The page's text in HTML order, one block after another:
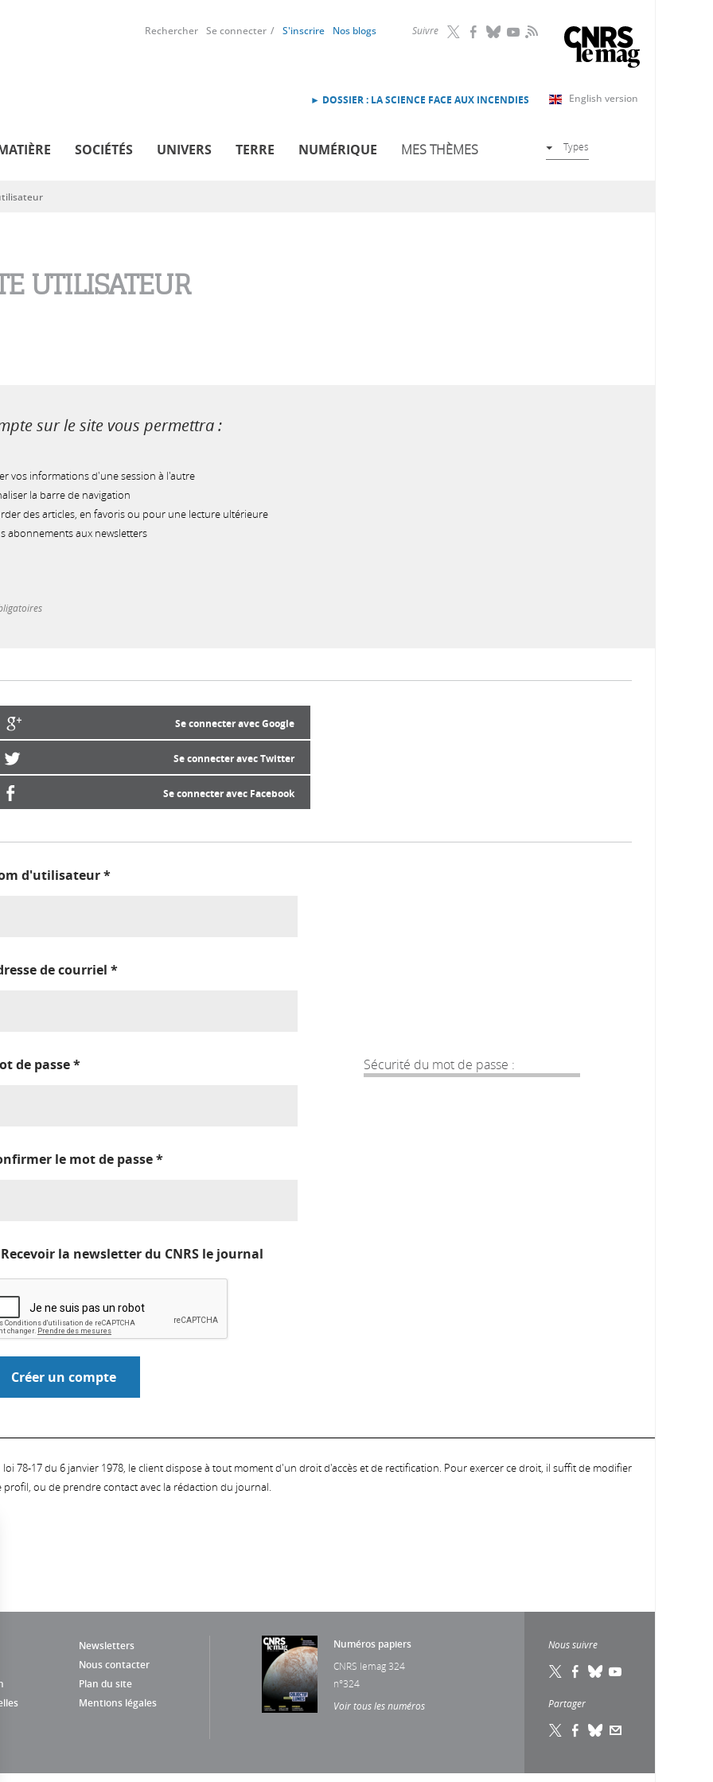
Suivre RSS
Rechercher Se connecter S'inscrire Nos blogs
English version
► DOSSIER : LA SCIENCE FACE AUX INCENDIES
SOCIÉTÉS UNIVERS TERRE NUMÉRIQUE MES THÈMES Types
UTILISATEUR
sur le site vous permettra :
vos informations d'une session à l'autre
la barre de navigation
des articles, en favoris ou pour une lecture ultérieure
abonnements aux newsletters
Se connecter avec Google
Se connecter avec Twitter
Se connecter avec Facebook
d'utilisateur*
de courriel *
Sécurité du mot de passe :
de passe*
le mot de passe*
Recevoir la newsletter du CNRS le journal
78-17 du 6 janvier 1978, le client dispose à tout moment d'un droit d'accès et de rectification. Pour exercer ce droit, il suffit de modifier
ou de prendre contact avec la rédaction du journal.
Newsletters
Nous contacter
Plan du site
Mentions légales
Numéros papiers
CNRS lemag 324
n°324
Voir tous les numéros
Nous suivre
Partager